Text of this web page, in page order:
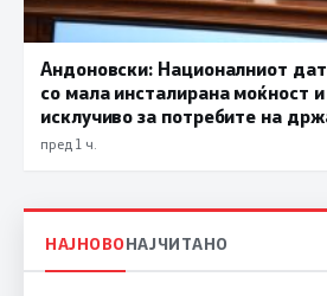
Андоновски: Националниот
со мала инсталирана моќност
исклучиво за потребите на
пред 1 ч.
НАЈНОВОНАЈЧИТАНО